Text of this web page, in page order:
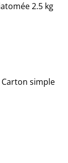
2.5 kg
simple